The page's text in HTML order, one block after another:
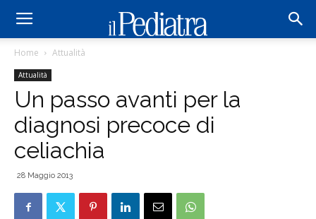
Home Attualità
Attualità
Un passo avanti per la
diagnosi precoce di
celiachia
28 Maggio 2013